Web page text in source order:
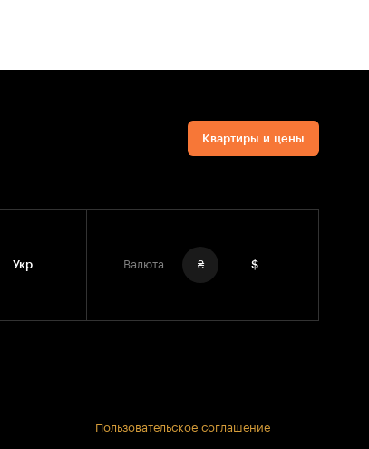
Квартиры и цены
Укр Валюта ₴ $
Пользовательское соглашение